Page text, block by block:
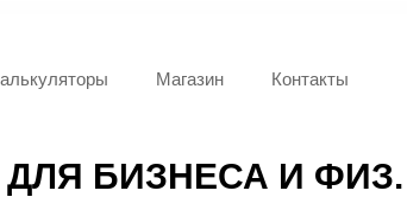
Магазин Контакты
БИЗНЕСА И